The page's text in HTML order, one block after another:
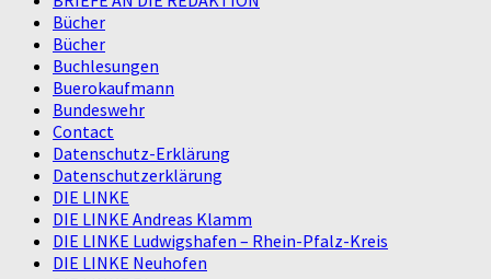
Bücher
Bücher
Buchlesungen
Buerokaufmann
Bundeswehr
Contact
Datenschutz-Erklärung
Datenschutzerklärung
DIE LINKE
DIE LINKE Andreas Klamm
DIE LINKE Ludwigshafen – Rhein-Pfalz-Kreis
DIE LINKE Neuhofen